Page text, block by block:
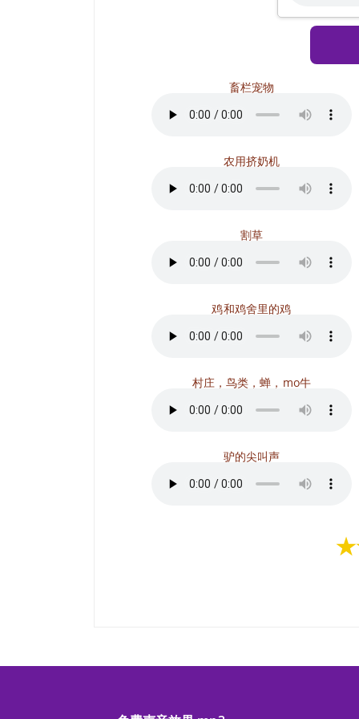
畜栏宠物
农用挤奶机
割草
鸡和鸡舍里的鸡
村庄，鸟类，蝉，mo牛
驴的尖叫声